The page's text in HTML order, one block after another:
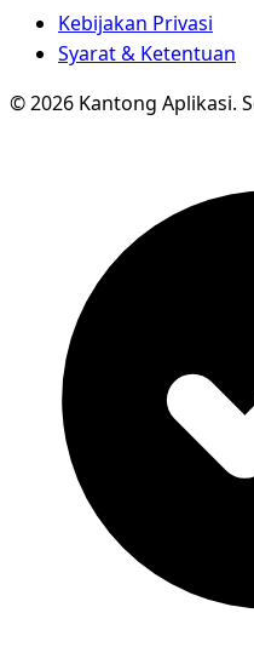
Kebijakan Privasi
Syarat & Ketentuan
© 2026 Kantong Aplikasi.